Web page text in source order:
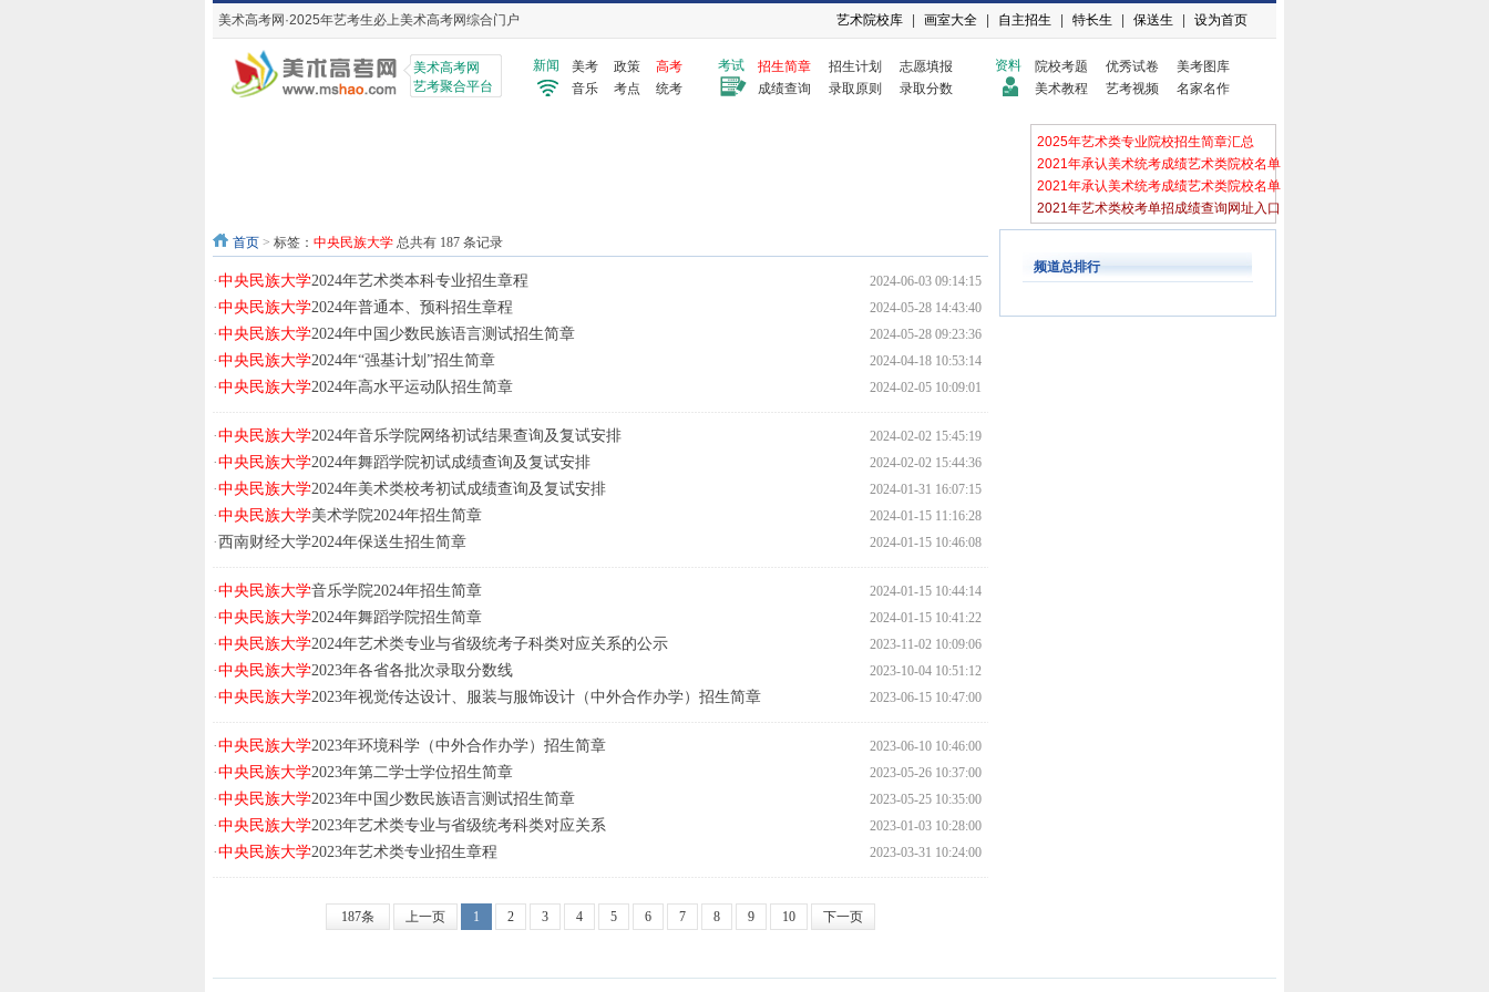
美术高考网·2025年艺考生必上美术高考网综合门户 艺术院校库 画室大全 自主招生 特长生 保送生 设为首页
美术高考网
艺考聚合平台
新闻 美考 政策
高考
音乐
考点 统考
考试 招生简章 招生计划
志愿填报
成绩查询
录取原则 录取分数
资料 院校考题 优秀试卷
美考图库
美术教程
艺考视频 名家名作
2025年艺术类专业院校招生简章汇总
2021年承认美术统考成绩艺术类院校名单
2021年承认美术统考成绩艺术类院校名单
2021年艺术类校考单招成绩查询网址入口
首页 > 标签： 中央民族大学 总共有 187 条记录
2024-06-03 09:14:15
·中央民族大学2024年艺术类本科专业招生章程
2024-05-28 14:43:40
·中央民族大学2024年普通本、预科招生章程
2024-05-28 09:23:36
·中央民族大学2024年中国少数民族语言测试招生简章
2024-04-18 10:53:14
·中央民族大学2024年“强基计划”招生简章
2024-02-05 10:09:01
·中央民族大学2024年高水平运动队招生简章
2024-02-02 15:45:19
·中央民族大学2024年音乐学院网络初试结果查询及复试安排
2024-02-02 15:44:36
·中央民族大学2024年舞蹈学院初试成绩查询及复试安排
2024-01-31 16:07:15
·中央民族大学2024年美术类校考初试成绩查询及复试安排
2024-01-15 11:16:28
·中央民族大学美术学院2024年招生简章
2024-01-15 10:46:08
· 西南财经大学2024年保送生招生简章
2024-01-15 10:44:14
·中央民族大学音乐学院2024年招生简章
2024-01-15 10:41:22
·中央民族大学2024年舞蹈学院招生简章
2023-11-02 10:09:06
·中央民族大学2024年艺术类专业与省级统考子科类对应关系的公示
2023-10-04 10:51:12
·中央民族大学2023年各省各批次录取分数线
2023-06-15 10:47:00
·中央民族大学2023年视觉传达设计、服装与服饰设计（中外合作办学）招生简章
2023-06-10 10:46:00
·中央民族大学2023年环境科学（中外合作办学）招生简章
2023-05-26 10:37:00
·中央民族大学2023年第二学士学位招生简章
2023-05-25 10:35:00
·中央民族大学2023年中国少数民族语言测试招生简章
2023-01-03 10:28:00
·中央民族大学2023年艺术类专业与省级统考科类对应关系
2023-03-31 10:24:00
·中央民族大学2023年艺术类专业招生章程
187条 上一页 1 2 3 4 5 6 7 8 9 10 下一页
频道总排行